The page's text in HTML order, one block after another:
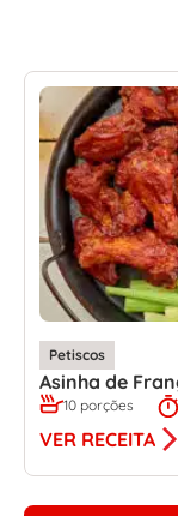
Petiscos
Asinha de
10 porções
VER RECEITA